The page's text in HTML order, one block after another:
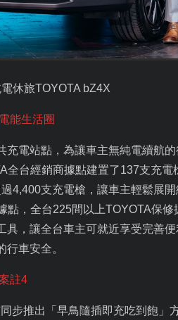
休旅TOYOTA bZ4X
能生活圈
充電站點，為讓車主無純電續航的
全台經銷商據點建置了137支充電
4,400支充電槍，讓車主輕鬆展開
點，全台225間以上TOYOTA保修
具，讓全台車主可就近享受完善
車安全。
註4
步推出「早鳥隨插即充吃到飽」